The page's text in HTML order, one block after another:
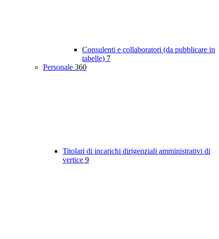
Consulenti e collaboratori (da pubblicare in
tabelle) 7
Personale 360
Titolari di incarichi dirigenziali amministrativi di
vertice 9